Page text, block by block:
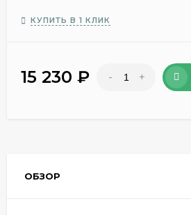
КУПИТЬ В 1 КЛИК
15 230 ₽ - +
ОБЗОР